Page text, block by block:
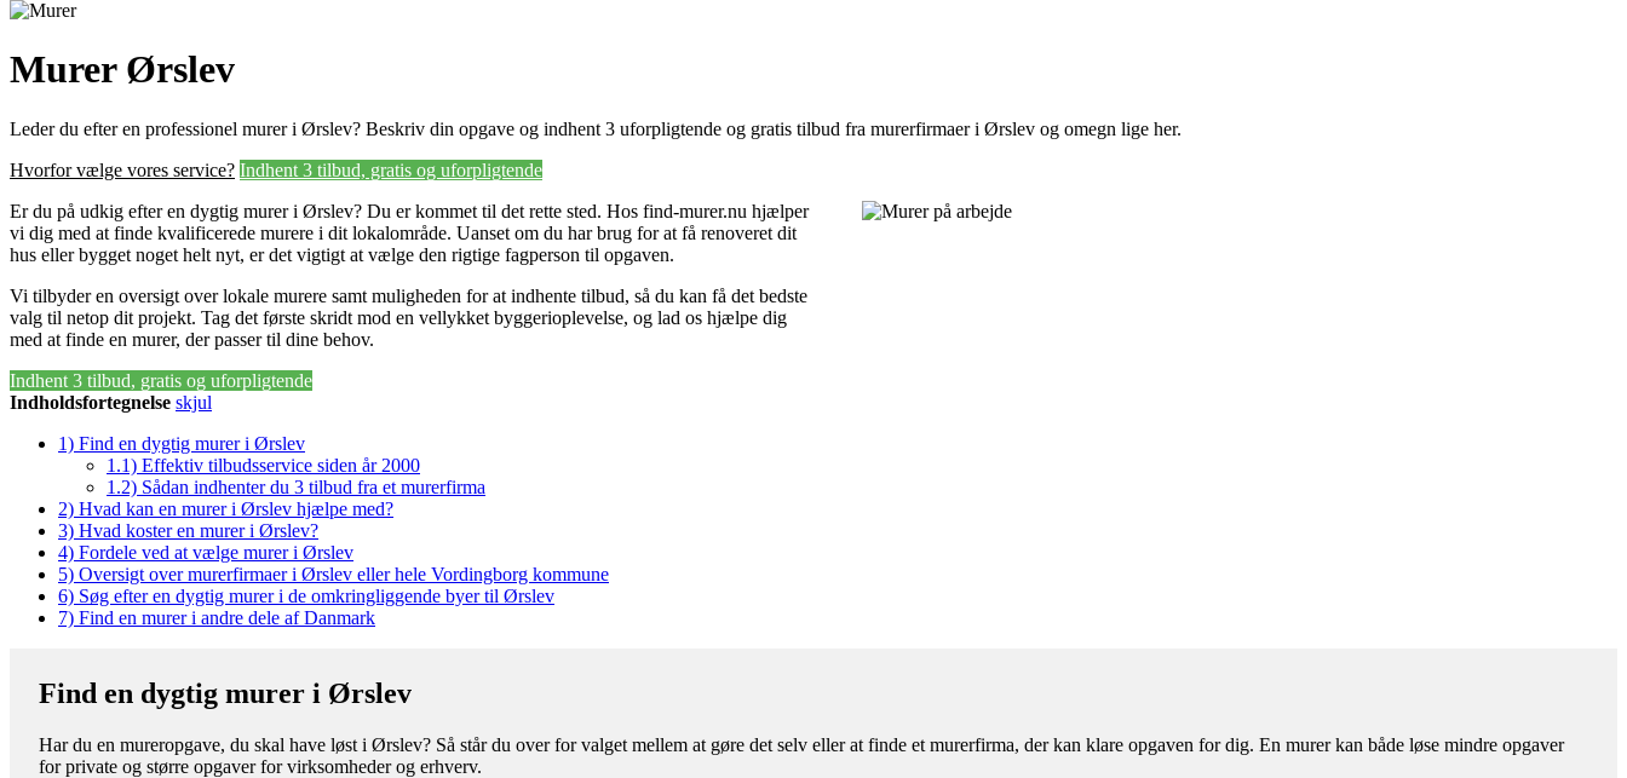
Murer Ørslev
Leder du efter en professionel murer i Ørslev? Beskriv din opgave og indhent 3 uforpligtende og gratis tilbud fra murerfirmaer i Ørslev og omegn lige her.
Hvorfor vælge vores service? Indhent 3 tilbud, gratis og uforpligtende
Er du på udkig efter en dygtig murer i Ørslev? Du er kommet til det rette sted. Hos find-murer.nu hjælper
vi dig med at finde kvalificerede murere i dit lokalområde. Uanset om du har brug for at få renoveret dit
hus eller bygget noget helt nyt, er det vigtigt at vælge den rigtige fagperson til opgaven.
Vi tilbyder en oversigt over lokale murere samt muligheden for at indhente tilbud, så du kan få det bedste
valg til netop dit projekt. Tag det første skridt mod en vellykket byggerioplevelse, og lad os hjælpe dig
med at finde en murer, der passer til dine behov.
Indhent 3 tilbud, gratis og uforpligtende
Indholdsfortegnelse skjul
1) Find en dygtig murer i Ørslev
1.1) Effektiv tilbudsservice siden år 2000
1.2) Sådan indhenter du 3 tilbud fra et murerfirma
2) Hvad kan en murer i Ørslev hjælpe med?
3) Hvad koster en murer i Ørslev?
4) Fordele ved at vælge murer i Ørslev
5) Oversigt over murerfirmaer i Ørslev eller hele Vordingborg kommune
6) Søg efter en dygtig murer i de omkringliggende byer til Ørslev
7) Find en murer i andre dele af Danmark
Find en dygtig murer i Ørslev
Har du en mureropgave, du skal have løst i Ørslev? Så står du over for valget mellem at gøre det selv eller at finde et murerfirma, der kan klare opgaven for dig. En murer kan både løse mindre opgaver
for private og større opgaver for virksomheder og erhverv.